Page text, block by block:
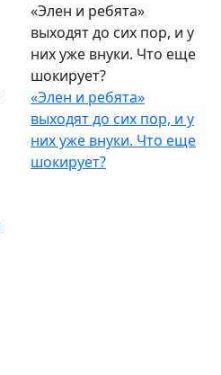
«Элен и ребята»
выходят до сих пор, и у
них уже внуки. Что еще
шокирует?
«Элен и ребята»
выходят до сих пор, и у
них уже внуки. Что еще
шокирует?